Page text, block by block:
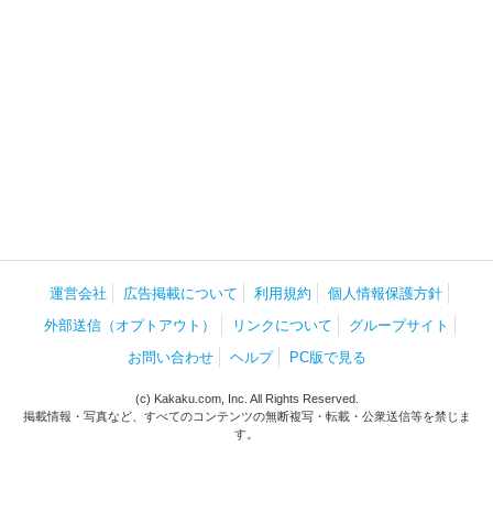
運営会社 広告掲載について 利用規約
個人情報保護方針
外部送信（オプトアウト）
リンクについて
グループサイト
お問い合わせ
ヘルプ PC版で見る
(c) Kakaku.com, Inc. All Rights Reserved.
掲載情報・写真など、すべてのコンテンツの無断複写・転載・公衆送信等を禁じま
す。